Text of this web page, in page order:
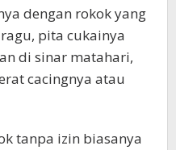
dengan rokok yang
pita cukainya
di sinar matahari,
cacingnya atau
tanpa izin biasanya